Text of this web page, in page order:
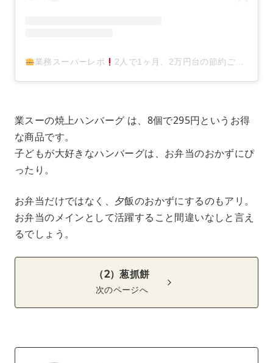
業務スーパーレポ 2人で1ヶ月、2万円台の節約ご飯
業スーの焼上ハンバーグ は、8個で295円というお得
な商品です。
子どもが大好きなハンバーグは、お弁当のおかずにぴ
ったり。
お弁当だけではなく、夕飯のおかずにするのもアリ。
お弁当のメインとして活躍すること間違いなしと言え
るでしょう。
（2）葱抓餅
次のページへ